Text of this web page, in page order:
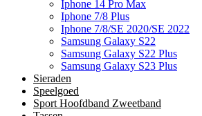
Iphone 14 Pro Max
Iphone 7/8 Plus
Iphone 7/8/SE 2020/SE 2022
Samsung Galaxy S22
Samsung Galaxy S22 Plus
Samsung Galaxy S23 Plus
Sieraden
Speelgoed
Sport Hoofdband Zweetband